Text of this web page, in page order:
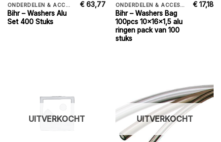
ONDERDELEN & ACCESSORIES
Bihr – Washers Alu
Set 400 Stuks
€ 63,77 ONDERDELEN & ACCESSORIES
Bihr – Washers Bag
100pcs 10x16x1,5 alu
ringen pack van 100
stuks
€ 17,18
UITVERKOCHT UITVERKOCHT